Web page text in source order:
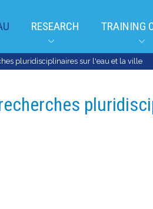
RESEARCH TRAINING
pluridisciplinaires sur l'eau et la ville